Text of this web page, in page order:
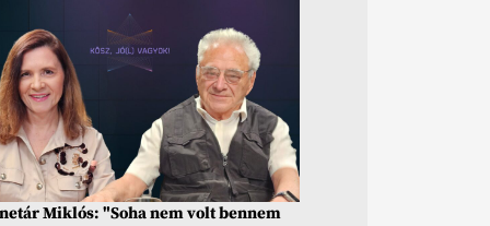
Miklós: "Soha nem volt bennem